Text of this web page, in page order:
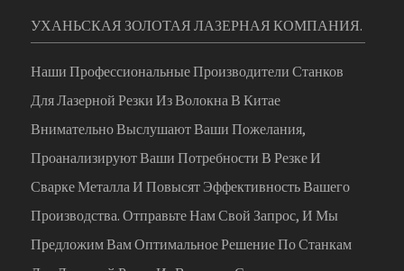
УХАНЬСКАЯ ЗОЛОТАЯ ЛАЗЕРНАЯ КОМПАНИЯ.
Наши Профессиональные Производители Станков
Для Лазерной Резки Из Волокна В Китае
Внимательно Выслушают Ваши Пожелания,
Проанализируют Ваши Потребности В Резке И
Сварке Металла И Повысят Эффективность Вашего
Производства. Отправьте Нам Свой Запрос, И Мы
Предложим Вам Оптимальное Решение По Станкам